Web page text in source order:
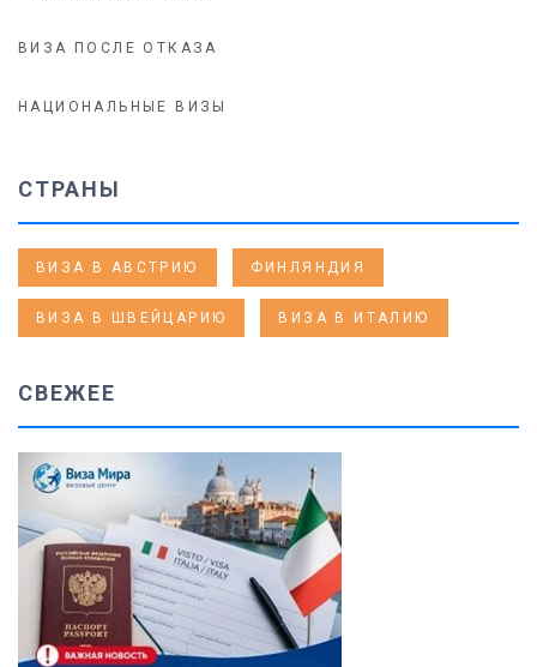
ВИЗА ПОСЛЕ ОТКАЗА
НАЦИОНАЛЬНЫЕ ВИЗЫ
СТРАНЫ
ВИЗА В АВСТРИЮ ФИНЛЯНДИЯ
ВИЗА В ШВЕЙЦАРИЮ ВИЗА В ИТАЛИЮ
СВЕЖЕЕ